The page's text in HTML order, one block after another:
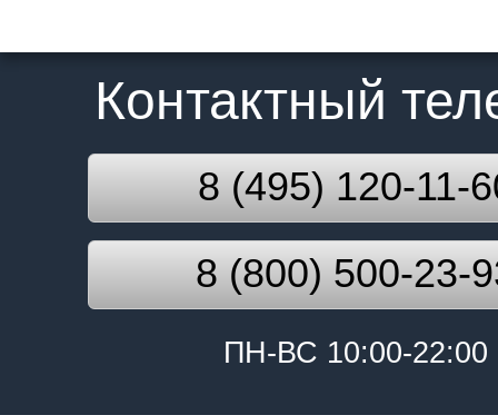
Контактный
8 (495) 120-11-
8 (800) 500-23-
ПН-ВС 10:00-22:00